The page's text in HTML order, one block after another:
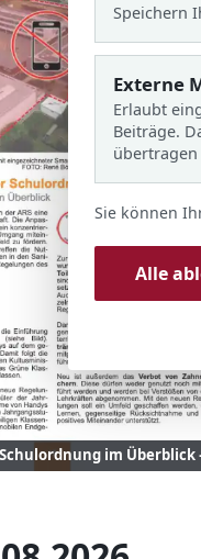
im Überblick
Speichern
Externe
Erlaubt
Beiträge.
Sie können
Alle